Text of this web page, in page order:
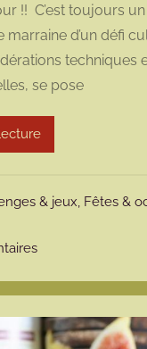
r
m
a
r
o
t
e
!! C’est toujours
marraine d’un défi
techniques
se pose
& jeux, Fêtes &